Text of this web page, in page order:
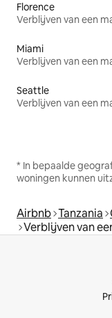
Florence
Verblijven van een
Miami
Verblijven van een
Seattle
Verblijven van een
* In bepaalde
woningen kunnen
Airbnb Tanzania
Verblijven van